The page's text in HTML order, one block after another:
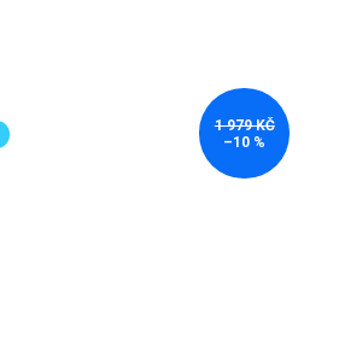
1 979 KČ
–10 %